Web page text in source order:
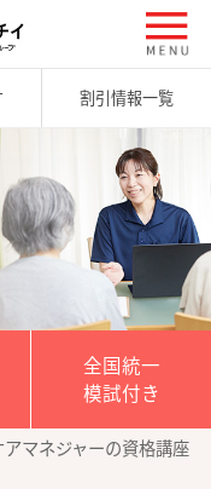
割引情報一覧
全国統一
模試付き
アマネジャーの資格講座